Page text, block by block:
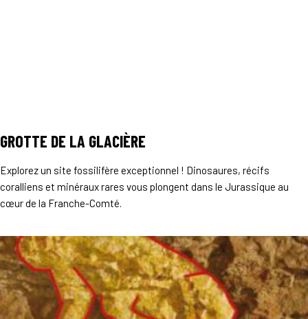
GROTTE DE LA GLACIÈRE
Explorez un site fossilifère exceptionnel ! Dinosaures, récifs
coralliens et minéraux rares vous plongent dans le Jurassique au
cœur de la Franche-Comté.